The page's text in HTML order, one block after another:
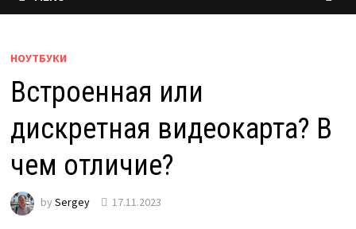
НОУТБУКИ
Встроенная или
дискретная видеокарта? В
чем отличие?
by Sergey 17.11.2023